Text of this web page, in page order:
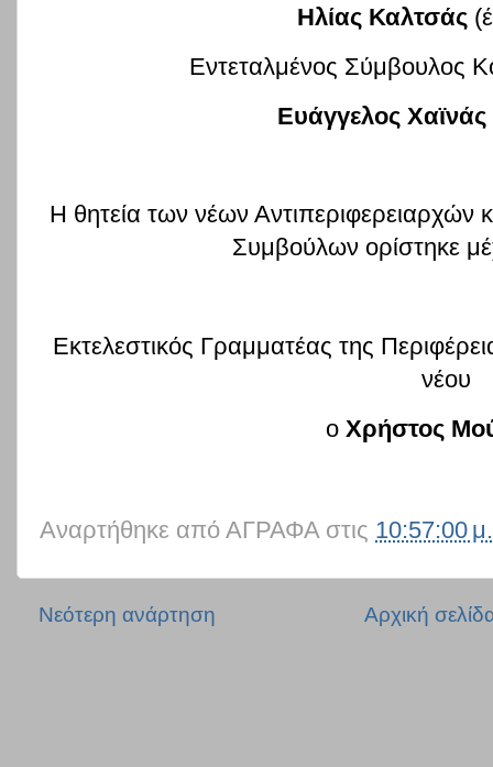
Ηλίας Καλτσάς
Εντεταλμένος Σύμβουλος
Ευάγγελος Χαϊνάς
Η θητεία των νέων Αντιπεριφερειαρχών
Συμβούλων ορίστηκε
Εκτελεστικός Γραμματέας της
νέου
ο Χρήστος
Αναρτήθηκε από ΑΓΡΑΦΑ στις 10:57:00
Νεότερη ανάρτηση Αρχική